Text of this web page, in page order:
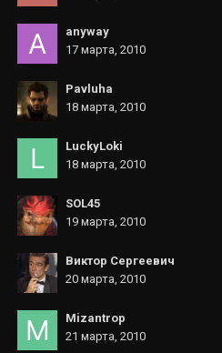
anyway
17 марта, 2010
Pavluha
18 марта, 2010
LuckyLoki
18 марта, 2010
SOL45
19 марта, 2010
Виктор Сергеевич
20 марта, 2010
Mizantrop
21 марта, 2010